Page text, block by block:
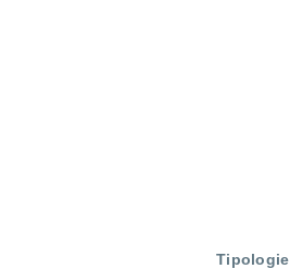
Tipologie